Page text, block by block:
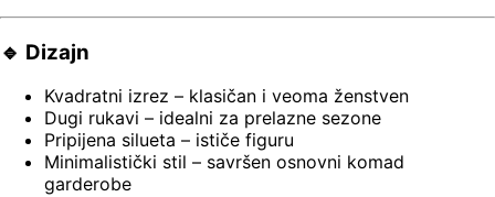
🔹 Dizajn
Kvadratni izrez – klasičan i veoma ženstven
Dugi rukavi – idealni za prelazne sezone
Pripijena silueta – ističe figuru
Minimalistički stil – savršen osnovni komad
garderobe